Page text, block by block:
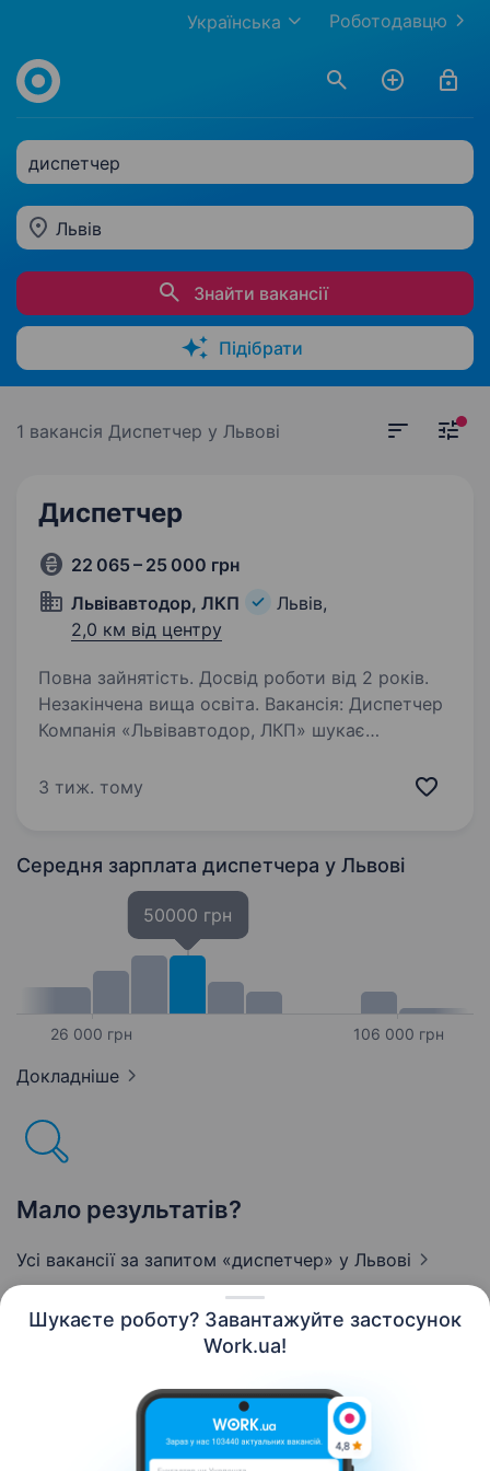
Шукаєте роботу? Завантажуйте застосунок
Work.ua!
Роботодавцю
Українська
диспетчер
Львів
Знайти вакансії
Підібрати
1 вакансія Диспетчер у Львові
Диспетчер
22 065 – 25 000 грн
Львівавтодор, ЛКП
Львів,
2,0 км від центру
Повна зайнятість. Досвід роботи від 2 років.
Незакінчена вища освіта. Вакансія: Диспетчер
Компанія «Львівавтодор, ЛКП» шукає
співробітника на посаду диспетчера. Ваша
підприємства…
3 тиж. тому
Середня зарплата диспетчера у Львові
26 000 грн
50000 грн
106 000 грн
Докладніше
Мало результатів?
Усі вакансії за запитом «диспетчер» у Львові